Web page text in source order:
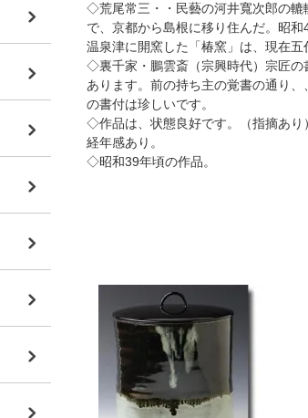
◇荒尾常三・・民藝の河井寬次郎の轆
で、京都から島根に移り住んだ。昭和
温泉津に開窯した「椿窯」は、現在五
◇裏千家・鵬雲斎（宗興時代）宗匠の
あります。前の持ち主の覚書の通り、
の書付は珍しいです。
◇作品は、状態良好です。（指摘あり
経年感あり。
◇昭和39年頃の作品。